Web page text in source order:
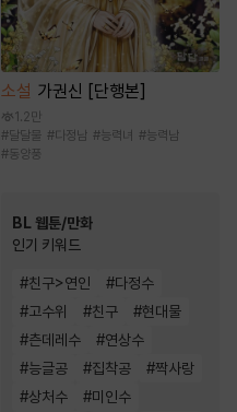
소설 가권신 [단행본]
1.2만
#달달물 #다정남 #능력녀 #능력남
#동양풍
BL 웹툰/만화
인기 키워드
#친구>연인 #다정수
#고수위 #친구 #현대물
#츤데레수 #연상수
#능글공 #집착공 #짝사랑
#상처수 #미인수